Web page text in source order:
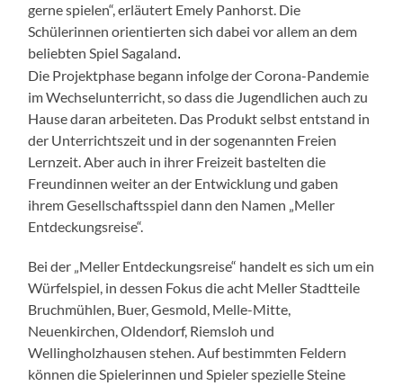
gerne spielen“, erläutert Emely Panhorst. Die
Schülerinnen orientierten sich dabei vor allem an dem
beliebten Spiel Sagaland.
Die Projektphase begann infolge der Corona-Pandemie
im Wechselunterricht, so dass die Jugendlichen auch zu
Hause daran arbeiteten. Das Produkt selbst entstand in
der Unterrichtszeit und in der sogenannten Freien
Lernzeit. Aber auch in ihrer Freizeit bastelten die
Freundinnen weiter an der Entwicklung und gaben
ihrem Gesellschaftsspiel dann den Namen „Meller
Entdeckungsreise“.
Bei der „Meller Entdeckungsreise“ handelt es sich um ein
Würfelspiel, in dessen Fokus die acht Meller Stadtteile
Bruchmühlen, Buer, Gesmold, Melle-Mitte,
Neuenkirchen, Oldendorf, Riemsloh und
Wellingholzhausen stehen. Auf bestimmten Feldern
können die Spielerinnen und Spieler spezielle Steine